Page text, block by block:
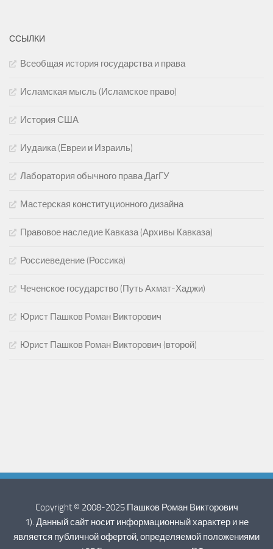
ССЫЛКИ
Всеобщая история государства и права
Исламская мысль (Исламское право)
История США
Иудаика (Евреи и Израиль)
Лаборатория обычного права ДагГУ
Мастерская конституционного дизайна
Правовое наследие Кавказа (Архивы Кавказа)
Россиеведение (Россика)
Чеченское государство (Путь Ахмат-Хаджи)
Юрист Пашков Роман Викторович
Юрист Пашков Роман Викторович (второй)
Copyright © 2008-2025 Пашков Роман Викторович
1). Данный сайт носит информационный характер и не
является публичной офертой, определяемой положениями